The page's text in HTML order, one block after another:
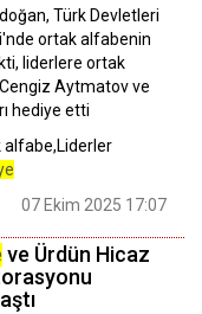
Türk Devletleri
ortak alfabenin
liderlere ortak
Aytmatov ve
hediye etti
alfabe,Liderler
07 Ekim 2025 17:07
ve Ürdün Hicaz